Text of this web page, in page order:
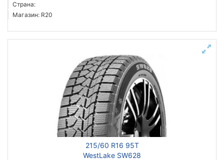
Страна:
Магазин: R20
215/60 R16 95T
WestLake SW628